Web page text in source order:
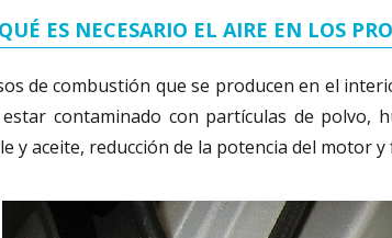
ES NECESARIO EL AIRE EN LOS
de combustión que se producen en el
contaminado con partículas de polvo,
y aceite, reducción de la potencia del motor